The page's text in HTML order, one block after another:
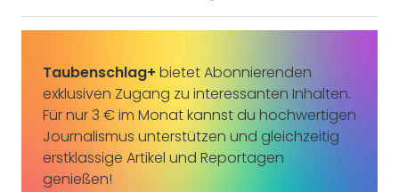
Taubenschlag+ bietet Abonnierenden
exklusiven Zugang zu interessanten Inhalten.
Für nur 3 € im Monat kannst du hochwertigen
Journalismus unterstützen und gleichzeitig
erstklassige Artikel und Reportagen
genießen!